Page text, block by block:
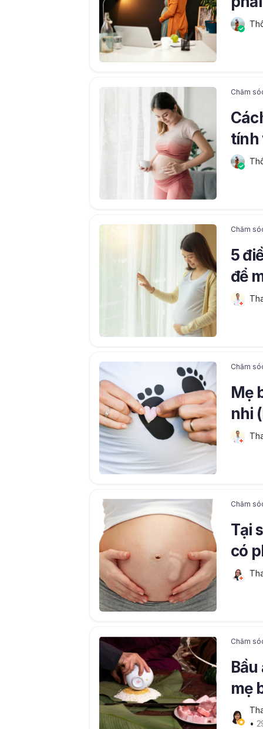
bé
Chăm
tính
Chăm
5
để
Chăm
Mẹ
nhi
Chăm
Tại
có
Chăm
mẹ
•